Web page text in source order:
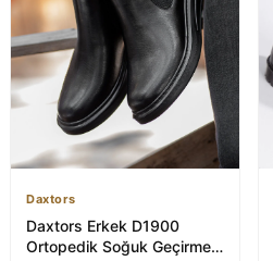
Daxtors
Daxtors Erkek D1900
Ortopedik Soğuk Geçirmez